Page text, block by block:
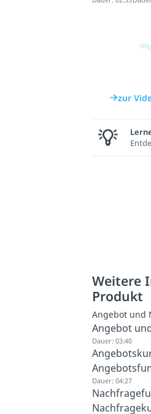
zur
Weitere
Produkt
Angebot und
Angebot
Dauer: 03:40
Dauer: 04:27